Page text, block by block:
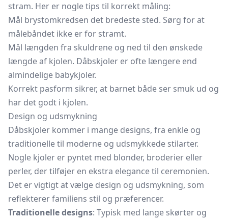
stram. Her er nogle tips til korrekt måling:
Mål brystomkredsen det bredeste sted. Sørg for at
målebåndet ikke er for stramt.
Mål længden fra skuldrene og ned til den ønskede
længde af kjolen. Dåbskjoler er ofte længere end
almindelige babykjoler.
Korrekt pasform sikrer, at barnet både ser smuk ud og
har det godt i kjolen.
Design og udsmykning
Dåbskjoler kommer i mange designs, fra enkle og
traditionelle til moderne og udsmykkede stilarter.
Nogle kjoler er pyntet med blonder, broderier eller
perler, der tilføjer en ekstra elegance til ceremonien.
Det er vigtigt at vælge design og udsmykning, som
reflekterer familiens stil og præferencer.
Traditionelle designs: Typisk med lange skørter og